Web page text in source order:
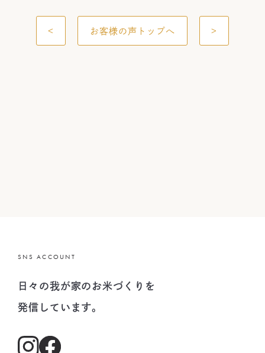
< お客様の声トップへ >
SNS ACCOUNT
日々の我が家のお米づくりを
発信しています。